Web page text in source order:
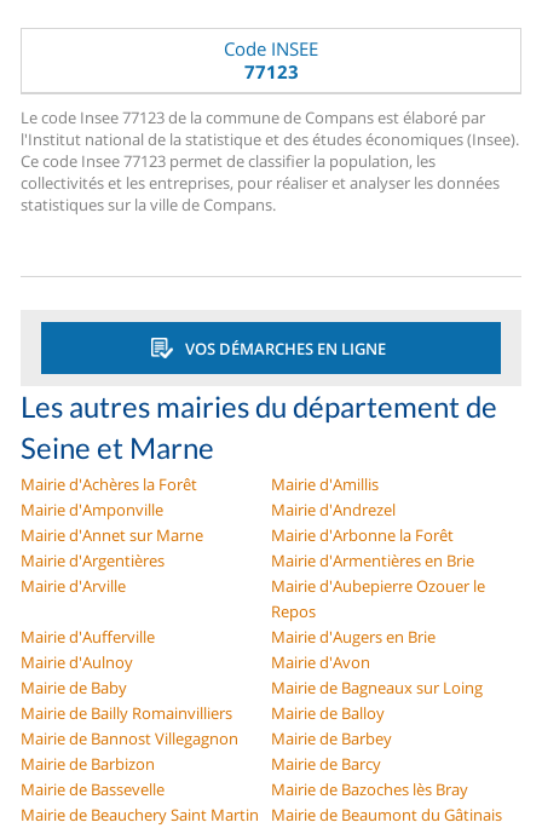
Code INSEE
77123
Le code Insee 77123 de la commune de Compans est élaboré par
l'Institut national de la statistique et des études économiques (Insee).
Ce code Insee 77123 permet de classifier la population, les
collectivités et les entreprises, pour réaliser et analyser les données
statistiques sur la ville de Compans.
VOS DÉMARCHES EN LIGNE
Les autres mairies du département de
Seine et Marne
Mairie d'Achères la Forêt
Mairie d'Amillis
Mairie d'Amponville
Mairie d'Andrezel
Mairie d'Annet sur Marne
Mairie d'Arbonne la Forêt
Mairie d'Argentières
Mairie d'Armentières en Brie
Mairie d'Arville
Mairie d'Aubepierre Ozouer le
Repos
Mairie d'Aufferville
Mairie d'Augers en Brie
Mairie d'Aulnoy
Mairie d'Avon
Mairie de Baby
Mairie de Bagneaux sur Loing
Mairie de Bailly Romainvilliers
Mairie de Balloy
Mairie de Bannost Villegagnon
Mairie de Barbey
Mairie de Barbizon
Mairie de Barcy
Mairie de Bassevelle
Mairie de Bazoches lès Bray
Mairie de Beauchery Saint Martin
Mairie de Beaumont du Gâtinais